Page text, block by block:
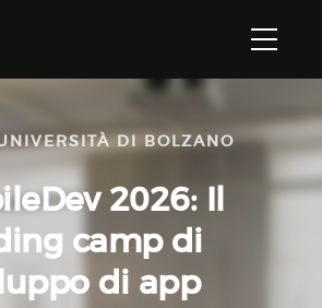
DI BOLZANO
2026:Il
camp di
di app